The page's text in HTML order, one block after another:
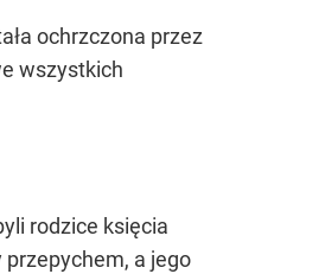
ochrzczona przez
wszystkich
rodzice księcia
a jego